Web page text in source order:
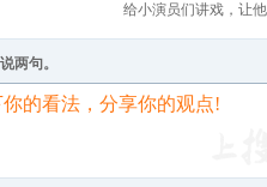
给小演员们讲戏，让
两句。